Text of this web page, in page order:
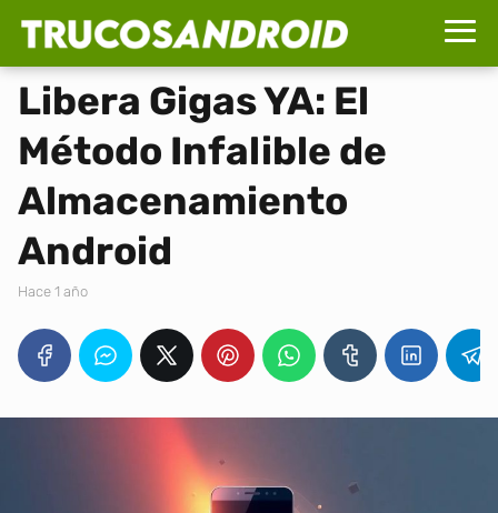
Libera Gigas YA: El
Método Infalible de
Almacenamiento
Android
hace 1 año